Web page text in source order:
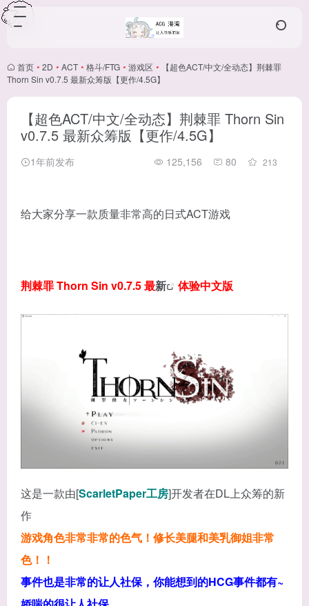
首页 • 2D • ACT • 格斗/FTG • 游戏区 •
【超色ACT/中文/全动态】荆棘罪
Thorn Sin v0.7.5 最新众筹版【更作/4.5G】
【超色ACT/中文/全动态】荆棘罪 Thorn Sin
v0.7.5 最新众筹版【更作/4.5G】
1年前发布 125,156 80 213
给大家分享一款质量非常高的日式ACT游戏
荆棘罪 Thorn Sin v0.7.5 最新 体验中文版
这是一款由[ScarletPaper工房]开发者在DL上众筹的新
作
游戏角色非常非常的色气！修长美腿和美乳御姐非常
色！！
事件也是非常的让人社保，你能想到的HCG事件都有~